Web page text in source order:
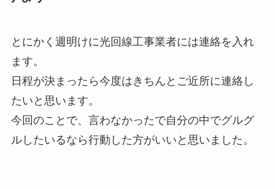
とにかく週明けに光回線工事業者には連絡を入れ
ます。
日程が決まったら今度はきちんとご近所に連絡し
たいと思います。
今回のことで、言わなかったで自分の中でグルグ
ルしたいるなら行動した方がいいと思いました。